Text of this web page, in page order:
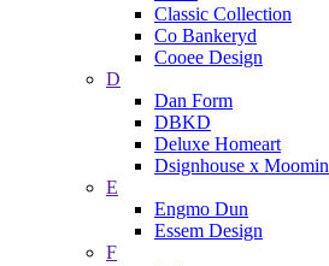
Classic Collection
Co Bankeryd
Cooee Design
D
Dan Form
DBKD
Deluxe Homeart
Dsignhouse x Moomin
E
Engmo Dun
Essem Design
F